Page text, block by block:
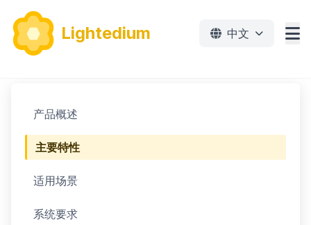
Lightedium 中文
价格
产品概述
主要特性
适用场景
系统要求